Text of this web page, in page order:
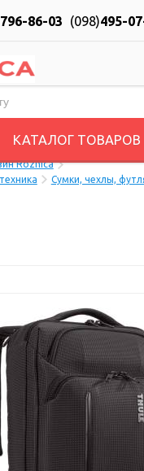
796-86-03 (098)495-
КАТАЛОГ ТОВАРОВ
Roznica
Сумки, чехлы,